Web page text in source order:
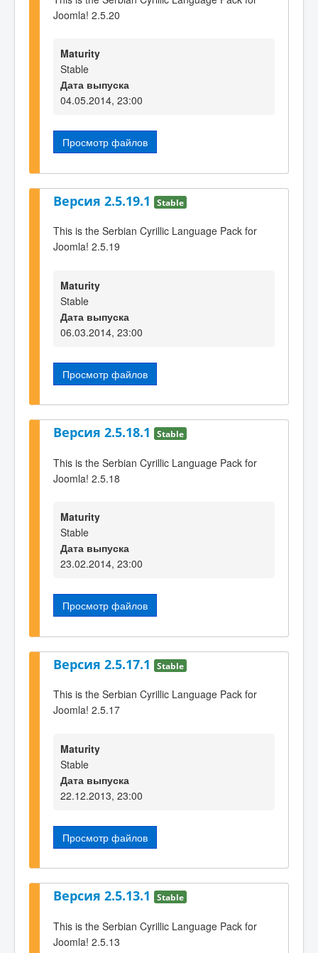
Joomla! 2.5.20
Maturity
Stable
Дата выпуска
04.05.2014, 23:00
Просмотр файлов
Версия 2.5.19.1 Stable
This is the Serbian Cyrillic Language Pack for
Joomla! 2.5.19
Maturity
Stable
Дата выпуска
06.03.2014, 23:00
Просмотр файлов
Версия 2.5.18.1 Stable
This is the Serbian Cyrillic Language Pack for
Joomla! 2.5.18
Maturity
Stable
Дата выпуска
23.02.2014, 23:00
Просмотр файлов
Версия 2.5.17.1 Stable
This is the Serbian Cyrillic Language Pack for
Joomla! 2.5.17
Maturity
Stable
Дата выпуска
22.12.2013, 23:00
Просмотр файлов
Версия 2.5.13.1 Stable
This is the Serbian Cyrillic Language Pack for
Joomla! 2.5.13